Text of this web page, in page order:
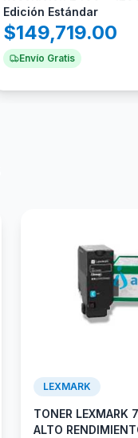
Edición Estándar
$149,719.00
Envío Gratis
LEXMARK
TONER LEXMARK
ALTO